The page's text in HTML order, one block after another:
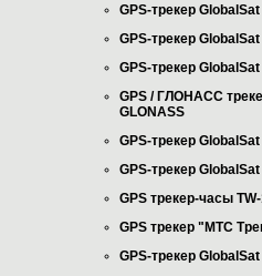
GPS-трекер
GPS-трекер
GPS-трекер
GPS / ГЛОНАСС
GLONASS
GPS-трекер
GPS-трекер
GPS трекер-часы
GPS трекер "МТС
GPS-трекер